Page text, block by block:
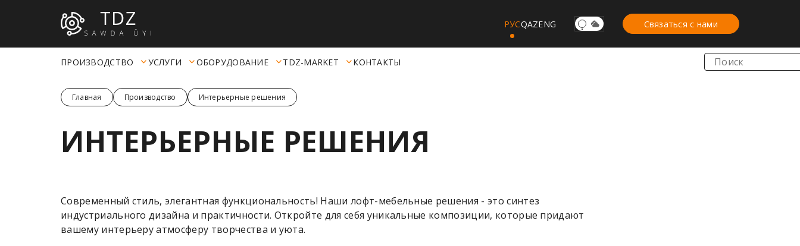
РУСQAZENG Связаться с нами
ПРОИЗВОДСТВО УСЛУГИ ОБОРУДОВАНИЕ TDZ-MARKET КОНТАКТЫ
Главная Производство Интерьерные решения
ИНТЕРЬЕРНЫЕ РЕШЕНИЯ
Современный стиль, элегантная функциональность! Наши лофт-мебельные решения - это синтез
индустриального дизайна и практичности. Откройте для себя уникальные композиции, которые придают
вашему интерьеру атмосферу творчества и уюта.